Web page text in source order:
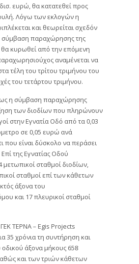
ευρώ, θα κατατεθεί προς
Λόγω των εκλογών η
και θεωρείται σχεδόν
σύμβαση παραχώρησης της
κυρωθεί από την επόμενη
αναμένεται να
τέλη του τρίτου τριμήνου του
του τετάρτου τριμήνου.
η σύμβαση παραχώρησης
των διοδίων που πληρώνουν
στην Εγνατία Οδό από τα 0,03
σε 0,05 ευρώ ανά
που είναι δύσκολο να περάσει
της Εγνατίας Οδού
μετωπικοί σταθμοί διοδίων,
σταθμοί επί των κάθετων
άξονα του
και 17 πλευρικοί σταθμοί
ΤΕΡΝΑ – Egis Projects
35 χρόνια τη συντήρηση και
οδικού άξονα μήκους 658
και των τριών κάθετων